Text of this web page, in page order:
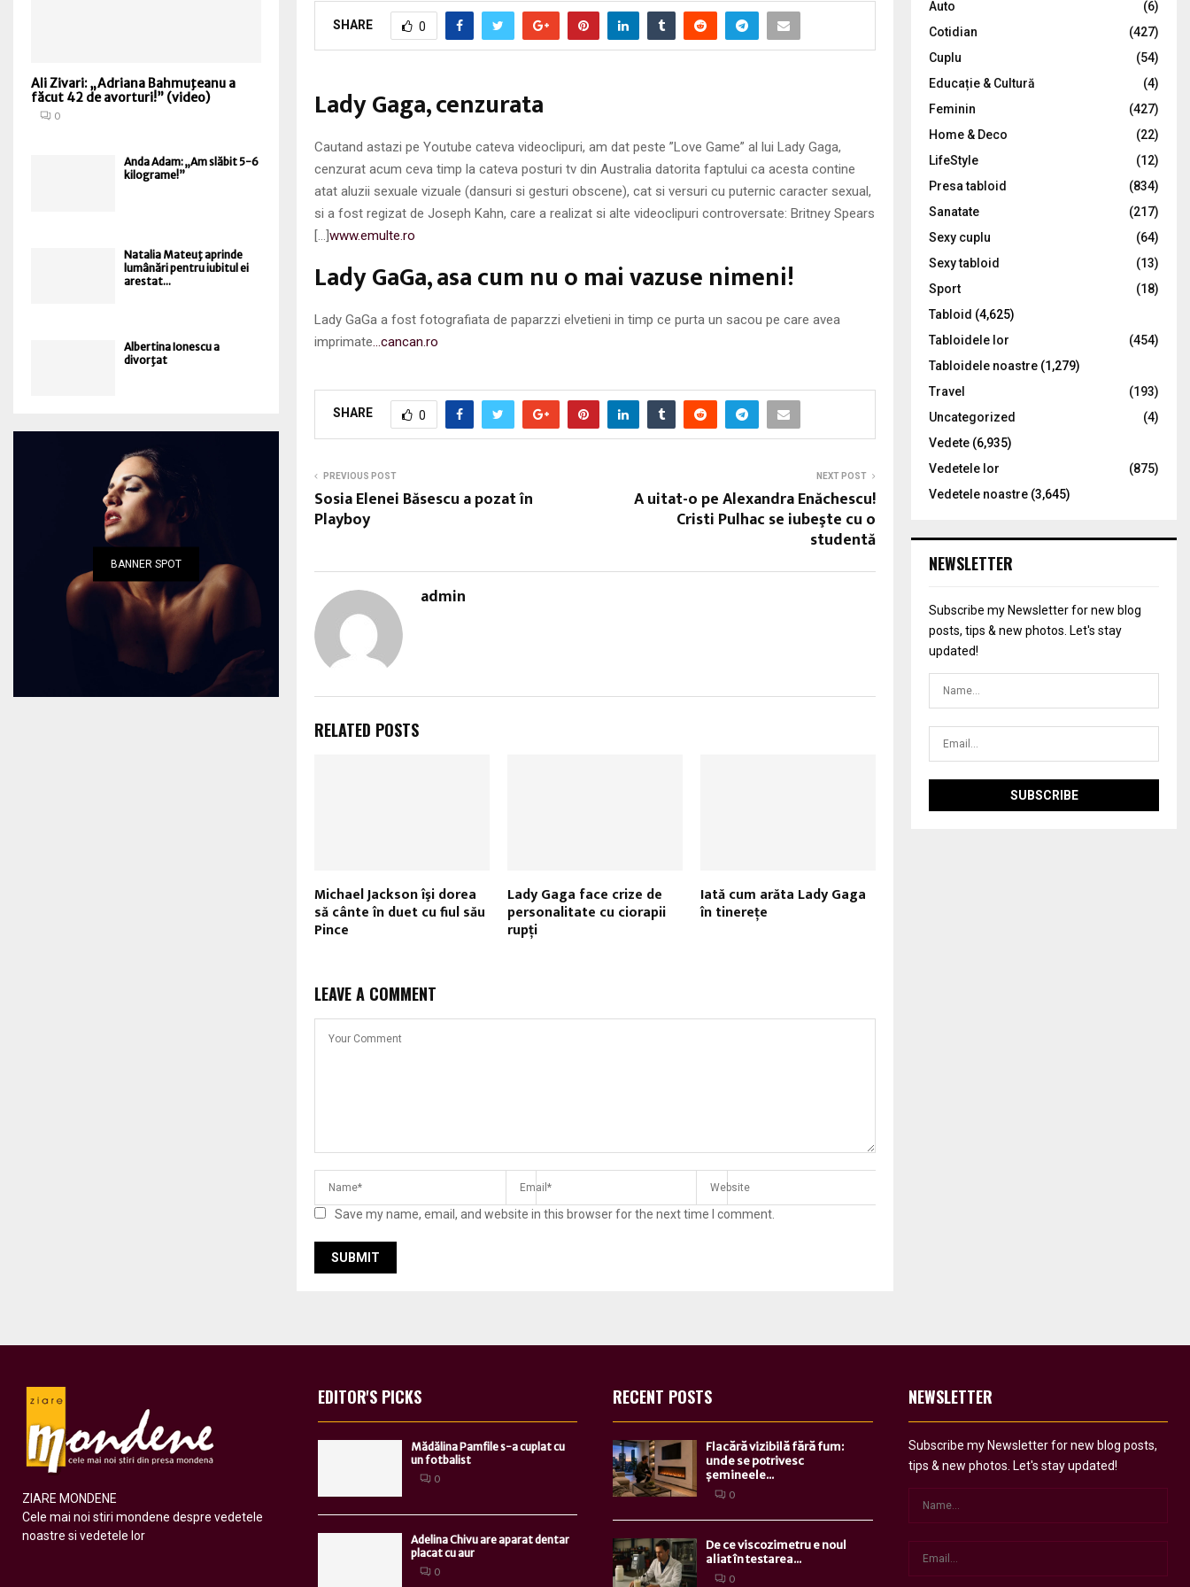
SHARE 0
Lady Gaga, cenzurata
Cautand astazi pe Youtube cateva videoclipuri, am dat peste ”Love Game” al lui Lady Gaga,
cenzurat acum ceva timp la cateva posturi tv din Australia datorita faptului ca acesta contine
atat aluzii sexuale vizuale (dansuri si gesturi obscene), cat si versuri cu puternic caracter sexual,
si a fost regizat de Joseph Kahn, care a realizat si alte videoclipuri controversate: Britney Spears
[…]www.emulte.ro
Lady GaGa, asa cum nu o mai vazuse nimeni!
Lady GaGa a fost fotografiata de paparzzi elvetieni in timp ce purta un sacou pe care avea
imprimate …cancan.ro
SHARE 0
PREVIOUS POST
Sosia Elenei Băsescu a pozat în
Playboy
NEXT POST
A uitat-o pe Alexandra Enăchescu!
Cristi Pulhac se iubeşte cu o
studentă
admin
RELATED POSTS
Michael Jackson îşi dorea
să cânte în duet cu fiul său
Pince
Lady Gaga face crize de
personalitate cu ciorapii
rupţi
Iată cum arăta Lady Gaga
în tinereţe
LEAVE A COMMENT
Save my name, email, and website in this browser for the next time I comment.
Ali Zivari: „Adriana Bahmuţeanu a
făcut 42 de avorturi!” (video)
0
Anda Adam: „Am slăbit 5-6
kilograme!”
Natalia Mateuţ aprinde
lumânări pentru iubitul ei
arestat...
Albertina Ionescu a
divorţat
BANNER SPOT
:
C
Auto
(6)
Cotidian
(427)
Cuplu
(54)
Educație & Cultură
(4)
Feminin
(427)
Home & Deco
(22)
LifeStyle
(12)
Presa tabloid
(834)
Sanatate
(217)
Sexy cuplu
(64)
Sexy tabloid
(13)
Sport
(18)
Tabloid (4,625)
Tabloidele lor
(454)
Tabloidele noastre (1,279)
Travel
(193)
Uncategorized
(4)
Vedete (6,935)
Vedetele lor
(875)
Vedetele noastre (3,645)
NEWSLETTER
Subscribe my Newsletter for new blog
posts, tips & new photos. Let's stay
updated!
ZIARE MONDENE
Cele mai noi stiri mondene despre vedetele
noastre si vedetele lor
EDITOR'S PICKS
Mădălina Pamfile s-a cuplat cu
un fotbalist
0
Adelina Chivu are aparat dentar
placat cu aur
0
RECENT POSTS
Flacără vizibilă fără fum:
unde se potrivesc
șemineele...
0
De ce viscozimetru e noul
aliat în testarea...
0
NEWSLETTER
Subscribe my Newsletter for new blog posts,
tips & new photos. Let's stay updated!